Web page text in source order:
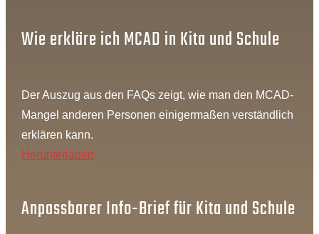
Wie erkläre ich MCAD in Kita und Schule
Der Auszug aus den FAQs zeigt, wie man den MCAD-
Mangel anderen Personen einigermaßen verständlich
erklären kann.
Herunterladen
Anpassbarer Info-Brief für Kita und Schule